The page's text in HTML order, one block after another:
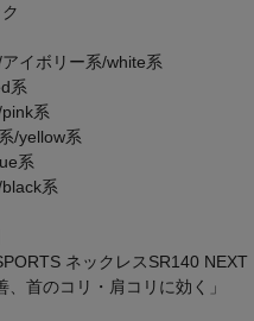
イボリー系/white系
系
系
/yellow系
系
系
ネックレスSR140 NEXT
、首のコリ・肩コリに効く」